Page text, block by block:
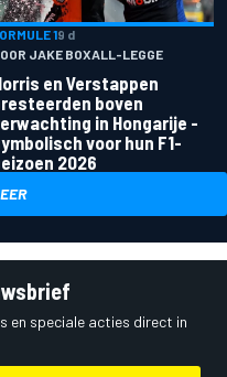
19 d
JAKE BOXALL-LEGGE
en Verstappen
boven
in Hongarije -
voor hun F1-
2026
en speciale acties direct in